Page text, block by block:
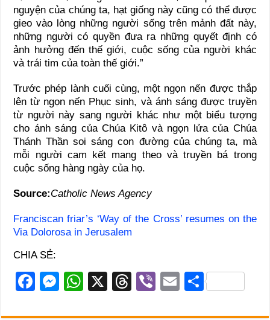
nguyện của chúng ta, hạt giống này cũng có thể được
gieo vào lòng những người sống trên mảnh đất này,
những người có quyền đưa ra những quyết định có
ảnh hưởng đến thế giới, cuộc sống của người khác
và trái tim của toàn thế giới.”
Trước phép lành cuối cùng, một ngọn nến được thắp
lên từ ngọn nến Phục sinh, và ánh sáng được truyền
từ người này sang người khác như một biểu tượng
cho ánh sáng của Chúa Kitô và ngọn lửa của Chúa
Thánh Thần soi sáng con đường của chúng ta, mà
mỗi người cam kết mang theo và truyền bá trong
cuộc sống hàng ngày của họ.
Source:Catholic News Agency
Franciscan friar’s ‘Way of the Cross’ resumes on the
Via Dolorosa in Jerusalem
CHIA SẺ:
F
M
W
X
T
Vi
E S